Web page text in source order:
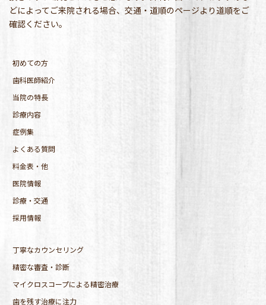
どによってご来院される場合、交通・道順のページより道順をご
確認ください。
初めての方
歯科医師紹介
当院の特長
診療内容
症例集
よくある質問
料金表・他
医院情報
診療・交通
採用情報
丁寧なカウンセリング
精密な審査・診断
マイクロスコープによる精密治療
歯を残す治療に注力